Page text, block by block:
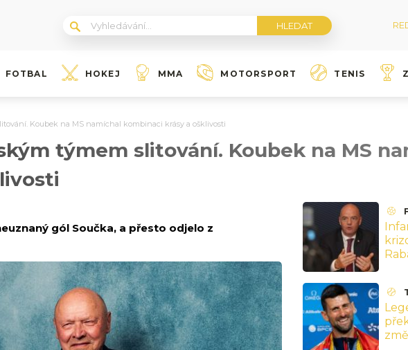
FOTBAL HOKEJ MMA MOTORSPORT TENIS
Koubek na MS namíchal kombinaci krásy a ošklivosti
týmem slitování. Koubek na MS
gól Součka, a přesto odjelo z